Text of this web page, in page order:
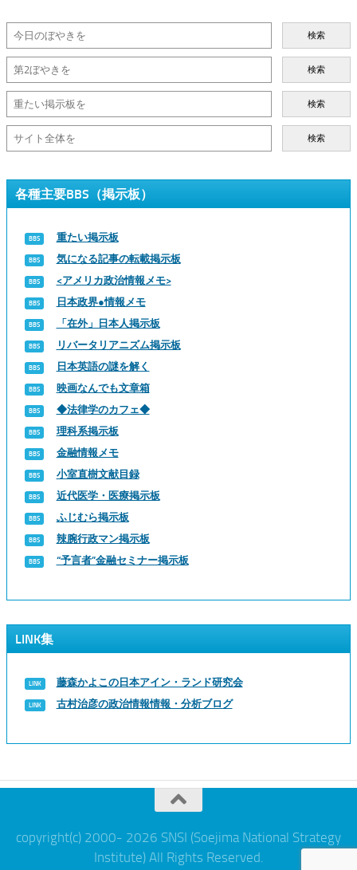
検索
検索
検索
検索
各種主要BBS（掲示板）
重たい掲示板
気になる記事の転載掲示板
<アメリカ政治情報メモ>
日本政界●情報メモ
「在外」日本人掲示板
リバータリアニズム掲示板
日本英語の謎を解く
映画なんでも文章箱
◆法律学のカフェ◆
理科系掲示板
金融情報メモ
小室直樹文献目録
近代医学・医療掲示板
ふじむら掲示板
辣腕行政マン掲示板
“予言者”金融セミナー掲示板
LINK集
藤森かよこの日本アイン・ランド研究会
古村治彦の政治情報情報・分析ブログ
copyright(c) 2000- 2026 SNSI (Soejima National Strategy
Institute) All Rights Reserved.